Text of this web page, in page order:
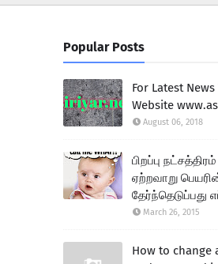
Popular Posts
For Latest
Website
August 06, 2018
பிறப்பு
ஏற்றவாறு
தேர்ந்தெடுப்பது
March 26, 2015
How to change